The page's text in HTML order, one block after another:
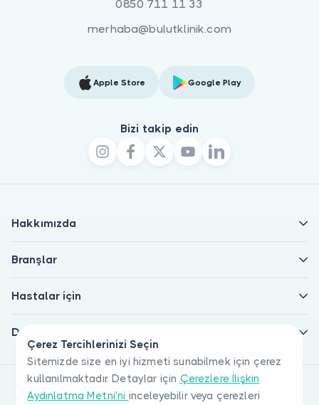
Çerez Tercihlerinizi Seçin
Sitemizde size en iyi hizmeti sunabilmek için çerez
kullanılmaktadır. Detaylar için Çerezlere İlişkin
Aydınlatma Metni'ni inceleyebilir veya çerezleri
0850 711 11 33
merhaba@bulutklinik.com
Apple Store Google Play
Bizi takip edin
Hakkımızda
Branşlar
Hastalar için
Doktorlar için